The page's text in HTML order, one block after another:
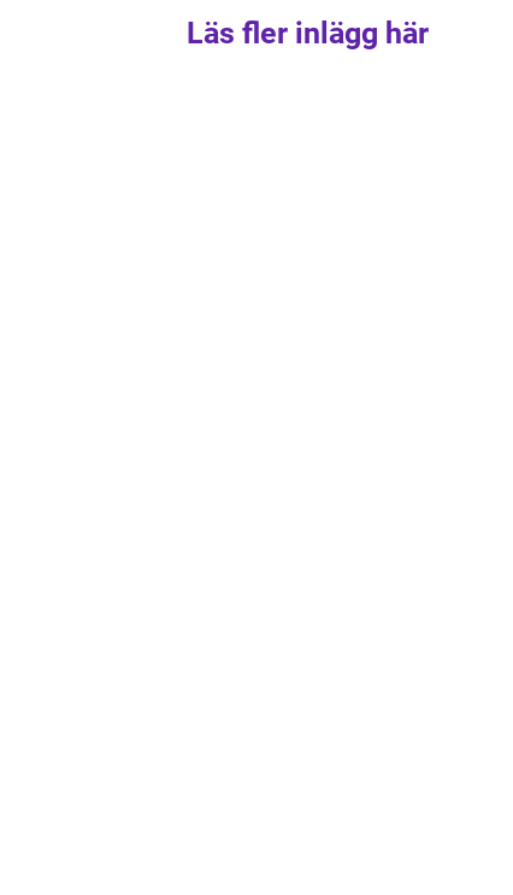
Läs fler inlägg här